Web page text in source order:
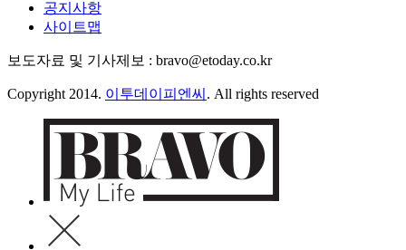
공지사항
사이트맵
보도자료 및 기사제보 : bravo@etoday.co.kr
Copyright 2014. 이투데이피엔씨 . All rights reserved